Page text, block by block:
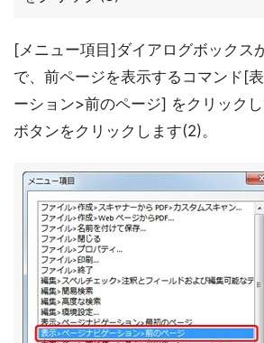
[メニュー項目]ダイアログボックス
で、前ページを表示するコマンド[
ーション>前のページ] をクリック
ボタンをクリックします(2)。